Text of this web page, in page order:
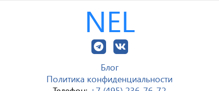
NEL
Блог
Политика конфиденциальности